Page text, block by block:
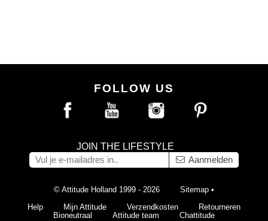
FOLLOW US
JOIN THE LIFESTYLE
Aanmelden
© Attitude Holland 1999 - 2026 Sitemap •
Help
Mijn Attitude Verzendkosten
Retourneren
Bioneutraal
Attitude team
Chattitude